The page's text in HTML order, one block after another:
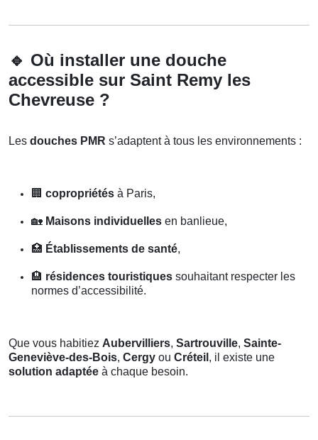
🔹 Où installer une douche
accessible sur Saint Remy les
Chevreuse ?
Les douches PMR s’adaptent à tous les environnements :
🏢 copropriétés à Paris,
🏡 Maisons individuelles en banlieue,
🏥 Établissements de santé,
🏨 résidences touristiques souhaitant respecter les
normes d’accessibilité.
Que vous habitiez Aubervilliers, Sartrouville, Sainte-
Geneviève-des-Bois, Cergy ou Créteil , il existe une
solution adaptée à chaque besoin.